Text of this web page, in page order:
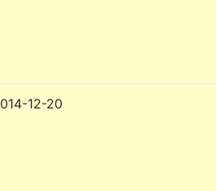
12-20